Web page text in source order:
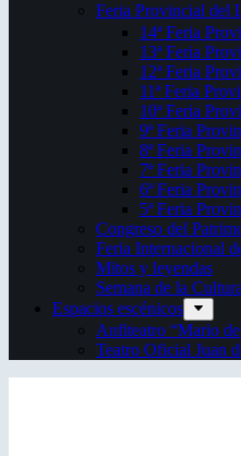
Feria Provincial del
14ª Feria
13ª Feria
12ª Feria
11ª Feria
10ª Feria
9ª Feria
8ª Feria
7ª Feria
6ª Feria
5ª Feria
Congreso del
Feria Internacional
Mitos y leyendas
Semana de la
Espacios escénicos
Anfiteatro “Mario
Teatro Oficial Juan